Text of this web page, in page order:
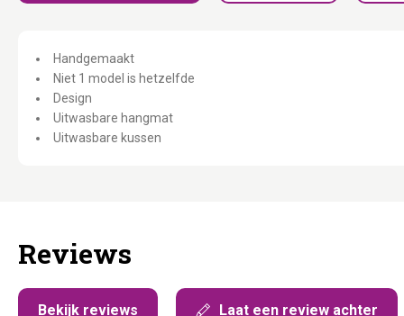
Handgemaakt
Niet 1 model is hetzelfde
Design
Uitwasbare hangmat
Uitwasbare kussen
Reviews
Bekijk reviews Laat een review achter